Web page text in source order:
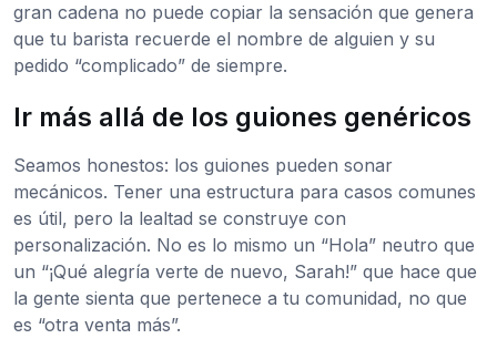
gran cadena no puede copiar la sensación que genera
que tu barista recuerde el nombre de alguien y su
pedido “complicado” de siempre.
Ir más allá de los guiones genéricos
Seamos honestos: los guiones pueden sonar
mecánicos. Tener una estructura para casos comunes
es útil, pero la lealtad se construye con
personalización. No es lo mismo un “Hola” neutro que
un “¡Qué alegría verte de nuevo, Sarah!” que hace que
la gente sienta que pertenece a tu comunidad, no que
es “otra venta más”.